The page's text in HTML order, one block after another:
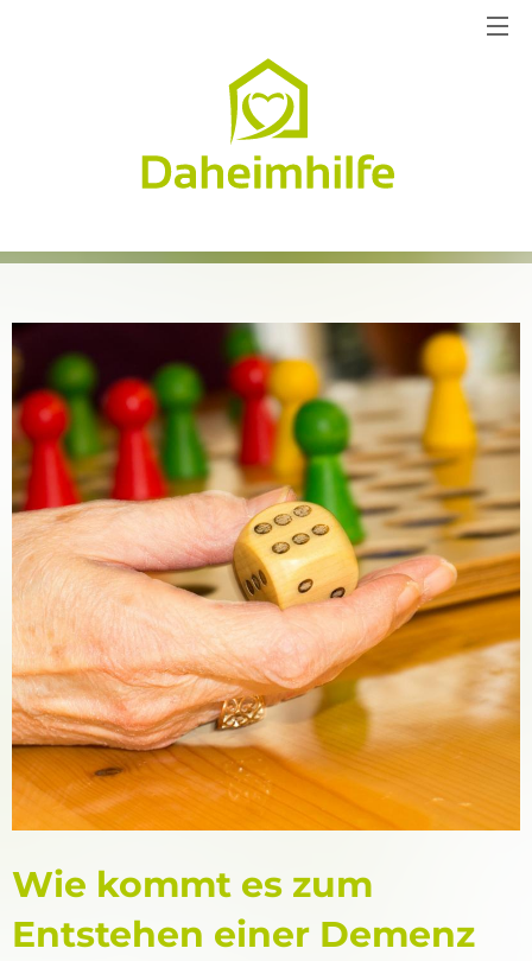
Wie kommt es zum
Entstehen einer Demenz